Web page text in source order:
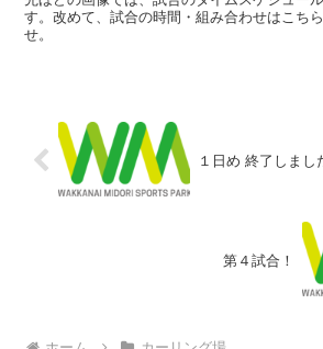
す。改めて、試合の時間・組み合わせはこち
せ。
１日め 終了しまし
第４試合！